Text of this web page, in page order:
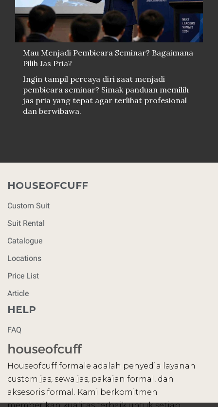
Mau Menjadi Pembicara Seminar? Bagaimana
Pilih Jas Pria?
Ingin tampil percaya diri saat menjadi
pembicara seminar? Simak panduan memilih
jas pria yang tepat agar terlihat profesional
dan berwibawa.
HOUSEOFCUFF
Custom Suit
Suit Rental
Catalogue
Locations
Price List
Article
HELP
FAQ
Houseofcuff formale adalah penyedia layanan
custom jas, sewa jas, pakaian formal, dan
aksesoris formal. Kami berkomitmen